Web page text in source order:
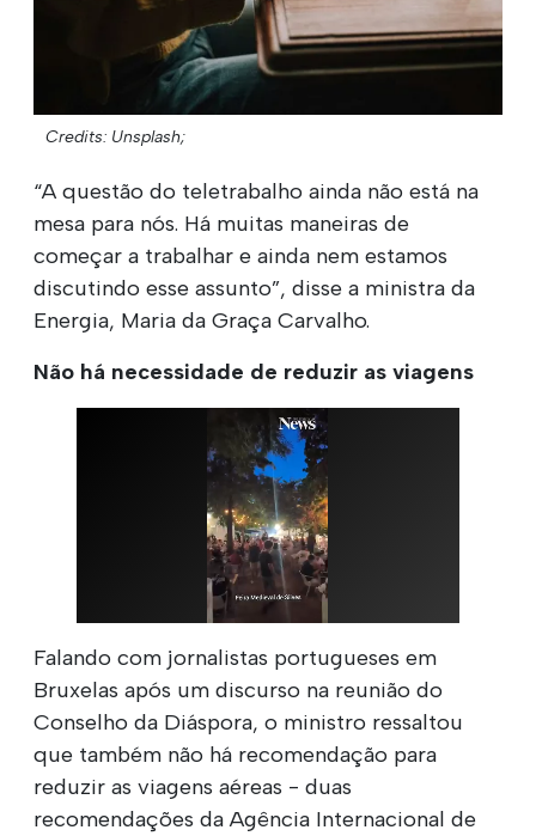
Credits: Unsplash;
“A questão do teletrabalho ainda não está na
mesa para nós. Há muitas maneiras de
começar a trabalhar e ainda nem estamos
discutindo esse assunto”, disse a ministra da
Energia, Maria da Graça Carvalho.
Não há necessidade de reduzir as viagens
Falando com jornalistas portugueses em
Bruxelas após um discurso na reunião do
Conselho da Diáspora, o ministro ressaltou
que também não há recomendação para
reduzir as viagens aéreas - duas
recomendações da Agência Internacional de